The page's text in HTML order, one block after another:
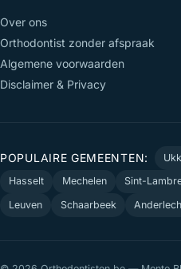
Over ons
Orthodontist zonder afspraak
Algemene voorwaarden
Disclaimer & Privacy
POPULAIRE GEMEENTEN:
Hasselt
Mechelen Sint-
Leuven
Schaarbeek